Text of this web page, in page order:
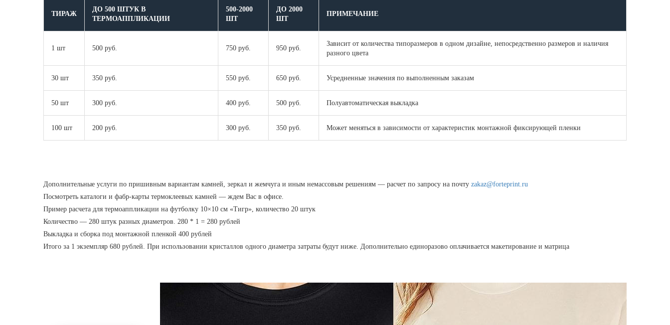
ТИРАЖ
ДО 500 ШТУК В
ТЕРМОАППЛИКАЦИИ
500-2000
ШТ
ДО 2000
ШТ
ПРИМЕЧАНИЕ
1 шт 500 руб. 750 руб. 950 руб.
Зависит от количества типоразмеров в одном дизайне, непосредственно размеров и наличия
разного цвета
30 шт 350 руб. 550 руб. 650 руб. Усредненные значения по выполненным заказам
50 шт 300 руб. 400 руб. 500 руб. Полуавтоматическая выкладка
100 шт 200 руб. 300 руб. 350 руб. Может меняться в зависимости от характеристик монтажной фиксирующей пленки
Дополнительные услуги по пришивным вариантам камней, зеркал и жемчуга и иным немассовым решениям — расчет по запросу на почту zakaz@forteprint.ru
Посмотреть каталоги и фабр-карты термоклеевых камней — ждем Вас в офисе.
Пример расчета для термоаппликации на футболку 10×10 см «Тигр», количество 20 штук
Количество — 280 штук разных диаметров. 280 * 1 = 280 рублей
Выкладка и сборка под монтажной пленкой 400 рублей
Итого за 1 экземпляр 680 рублей. При использовании кристаллов одного диаметра затраты будут ниже. Дополнительно единоразово оплачивается макетирование и матрица